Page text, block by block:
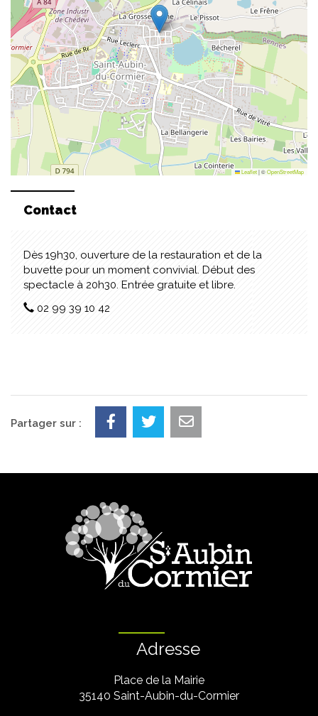
Leaflet|©OpenStreetMap
Contact
Dès 19h30, ouverture de la restauration et de la
buvette pour un moment convivial. Début des
spectacle à 20h30. Entrée gratuite et libre.
02 99 39 10 42
Partager sur :
Adresse
Place de la Mairie
35140 Saint-Aubin-du-Cormier